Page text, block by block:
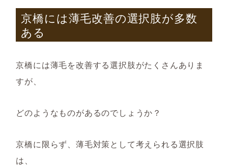
京橋には薄毛改善の選択肢が多数
ある
京橋には薄毛を改善する選択肢がたくさんありま
すが、
どのようなものがあるのでしょうか？
京橋に限らず、薄毛対策として考えられる選択肢
は、